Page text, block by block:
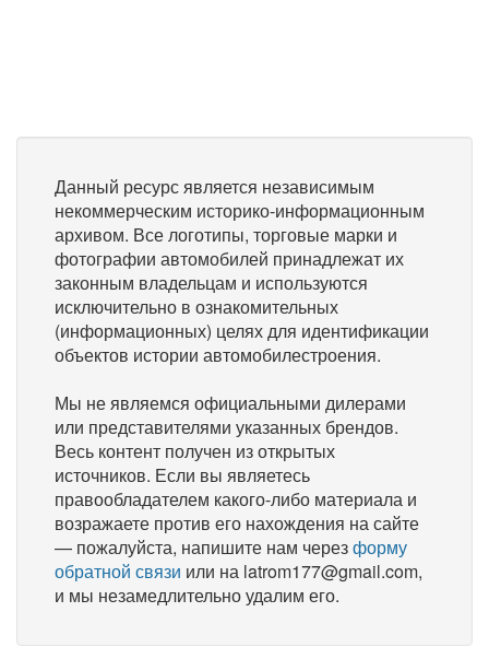
Данный ресурс является независимым
некоммерческим историко-информационным
архивом. Все логотипы, торговые марки и
фотографии автомобилей принадлежат их
законным владельцам и используются
исключительно в ознакомительных
(информационных) целях для идентификации
объектов истории автомобилестроения.
Мы не являемся официальными дилерами
или представителями указанных брендов.
Весь контент получен из открытых
источников. Если вы являетесь
правообладателем какого-либо материала и
возражаете против его нахождения на сайте
— пожалуйста, напишите нам черезформу
обратной связи или на latrom177@gmail.com,
и мы незамедлительно удалим его.